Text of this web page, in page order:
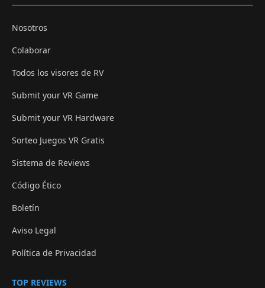
Nosotros
Colaborar
Todos los visores de RV
Submit your VR Game
Submit your VR Hardware
Sorteo Juegos VR Gratis
Sistema de Reviews
Código Ético
Boletín
Aviso Legal
Política de Privacidad
TOP REVIEWS